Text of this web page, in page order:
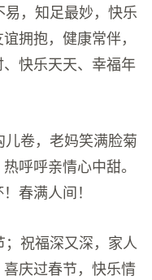
，知足最妙，快乐
拥抱，健康常伴，
快乐天天、幸福年
卷，老妈笑满脸菊
呼呼亲情心中甜。
春满人间！
祝福深又深，家人
庆过春节，快乐情